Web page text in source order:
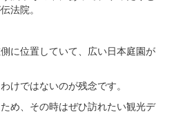
法院。
に位置していて、広い日本庭園が
けではないのが残念です。
め、その時はぜひ訪れたい観光デ